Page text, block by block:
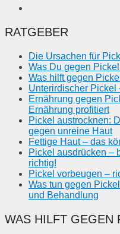
RATGEBER
Die Ursachen für
Was Du gegen
Was hilft gegen
Unterirdischer Pickel
Ernährung gegen
Ernährung profitiert
Pickel austrocknen:
gegen unreine Haut
Fettige Haut – das
Pickel ausdrücken –
richtig!
Pickel vorbeugen –
Was tun gegen
und Behandlung
WAS HILFT GEGEN